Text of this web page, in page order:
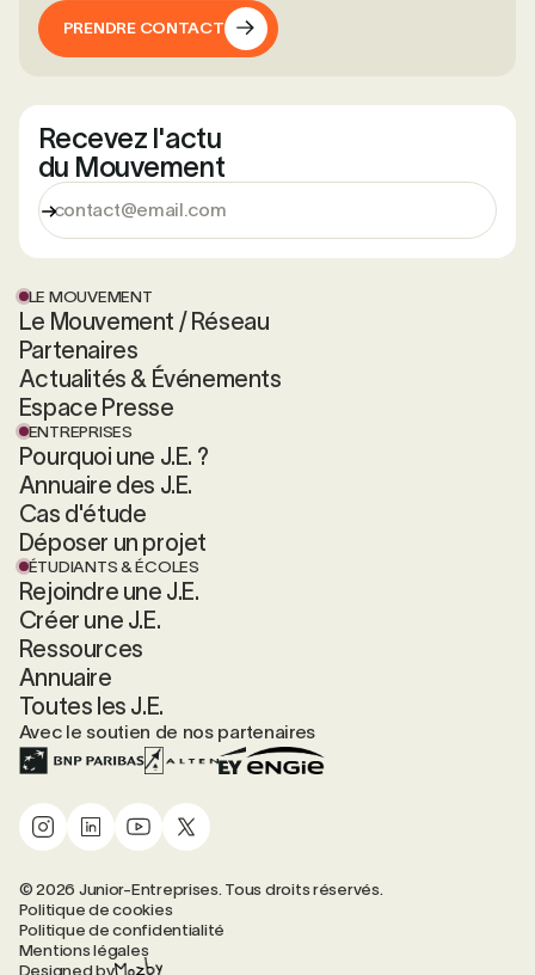
PRENDRE CONTACT
Recevez l'actu
du Mouvement
LE MOUVEMENT
Le Mouvement / Réseau
Partenaires
Actualités & Événements
Espace Presse
ENTREPRISES
Pourquoi une J.E. ?
Annuaire des J.E.
Cas d'étude
Déposer un projet
ÉTUDIANTS & ÉCOLES
Rejoindre une J.E.
Créer une J.E.
Ressources
Annuaire
Toutes les J.E.
Avec le soutien de nos partenaires
© 2026 Junior-Entreprises. Tous droits réservés.
Politique de cookies
Politique de confidentialité
Mentions légales
Designed by